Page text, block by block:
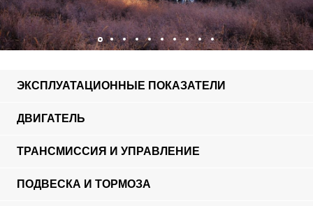
ЭКСПЛУАТАЦИОННЫЕ ПОКАЗАТЕЛИ
ДВИГАТЕЛЬ
ТРАНСМИССИЯ И УПРАВЛЕНИЕ
ПОДВЕСКА И ТОРМОЗА